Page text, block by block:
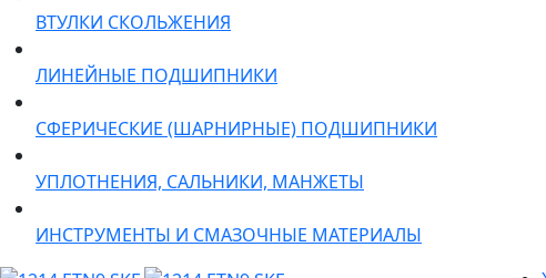
ВТУЛКИ СКОЛЬЖЕНИЯ
ЛИНЕЙНЫЕ ПОДШИПНИКИ
СФЕРИЧЕСКИЕ (ШАРНИРНЫЕ) ПОДШИПНИКИ
УПЛОТНЕНИЯ, САЛЬНИКИ, МАНЖЕТЫ
ИНСТРУМЕНТЫ И СМАЗОЧНЫЕ МАТЕРИАЛЫ